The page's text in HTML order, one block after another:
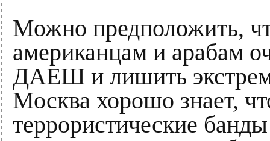
Можно предположить,
американцам и арабам
ДАЕШ и лишить
Москва хорошо знает,
террористические